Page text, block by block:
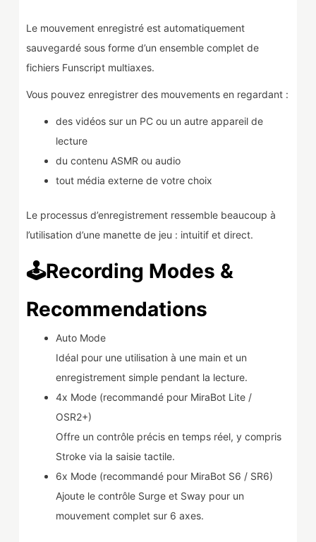
Le mouvement enregistré est automatiquement
sauvegardé sous forme d’un ensemble complet de
fichiers Funscript multiaxes.
Vous pouvez enregistrer des mouvements en regardant :
des vidéos sur un PC ou un autre appareil de
lecture
du contenu ASMR ou audio
tout média externe de votre choix
Le processus d’enregistrement ressemble beaucoup à
l’utilisation d’une manette de jeu : intuitif et direct.
🕹️Recording Modes &
Recommendations
Auto Mode
Idéal pour une utilisation à une main et un
enregistrement simple pendant la lecture.
4x Mode (recommandé pour MiraBot Lite /
OSR2+)
Offre un contrôle précis en temps réel, y compris
Stroke via la saisie tactile.
6x Mode (recommandé pour MiraBot S6 / SR6)
Ajoute le contrôle Surge et Sway pour un
mouvement complet sur 6 axes.